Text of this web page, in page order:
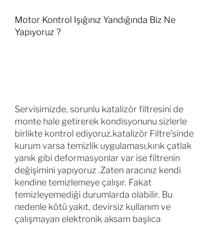
Motor Kontrol Işığınız Yandığında Biz Ne
Yapıyoruz ?
Servisimizde, sorunlu katalizör filtresini de
monte hale getirerek kondisyonunu sizlerle
birlikte kontrol ediyoruz.katalizör Filtre’sinde
kurum varsa temizlik uygulaması,kırık çatlak
yanık gibi deformasyonlar var ise filtrenin
değişimini yapıyoruz .Zaten aracınız kendi
kendine temizlemeye çalışır. Fakat
temizleyemediği durumlarda olabilir. Bu
nedenle kötü yakıt, devirsiz kullanım ve
çalışmayan elektronik aksam başlıca